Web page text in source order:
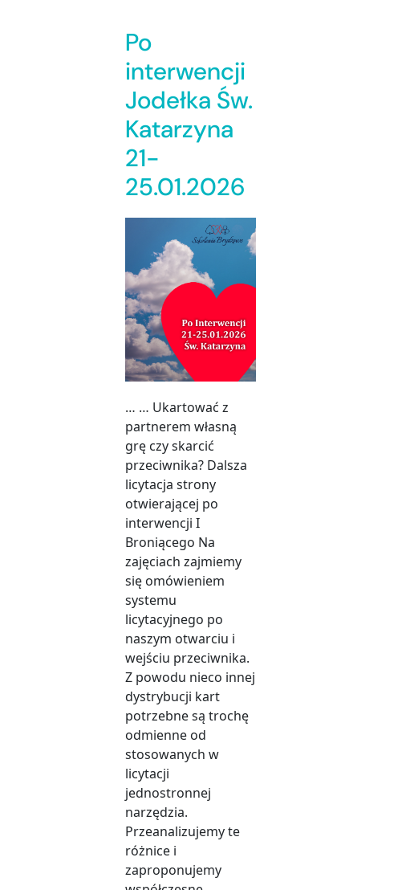
Po
interwencji
Jodełka Św.
Katarzyna
21-
25.01.2026
… … Ukartować z
partnerem własną
grę czy skarcić
przeciwnika? Dalsza
licytacja strony
otwierającej po
interwencji I
Broniącego Na
zajęciach zajmiemy
się omówieniem
systemu
licytacyjnego po
naszym otwarciu i
wejściu przeciwnika.
Z powodu nieco innej
dystrybucji kart
potrzebne są trochę
odmienne od
stosowanych w
licytacji
jednostronnej
narzędzia.
Przeanalizujemy te
różnice i
zaproponujemy